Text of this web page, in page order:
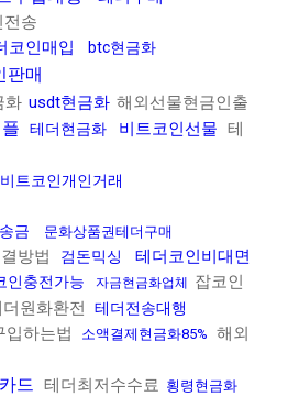
전송
코인매입 btc현금화
판매
화 usdt현금화 해외선물현금인출
테더현금화 비트코인선물 테
비트코인개인거래
금
문화상품권테더구매
방법 검돈믹싱
테더코인비대면
인충전가능 자금현금화업체
잡코인
원화환전
테더전송대행
입하는법 소액결제현금화85% 해외
드 테더최저수수료 횡령현금화